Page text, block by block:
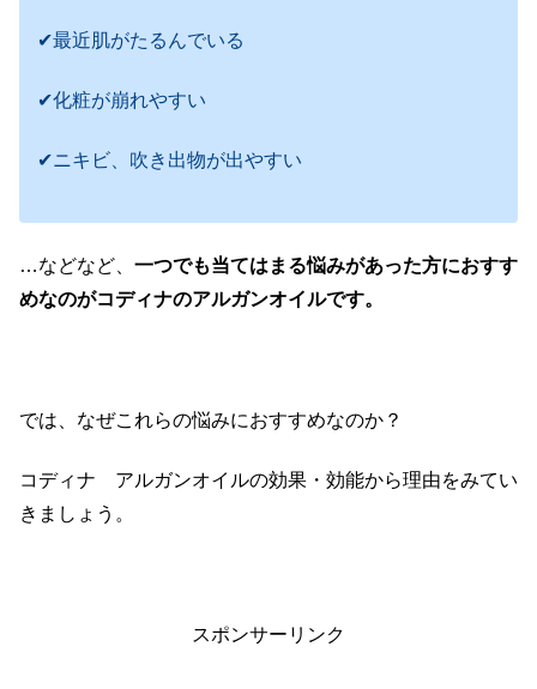
✔最近肌がたるんでいる
✔化粧が崩れやすい
✔ニキビ、吹き出物が出やすい
…などなど、 一つでも当てはまる悩みがあった方におすす
めなのがコディナのアルガンオイルです。
では、なぜこれらの悩みにおすすめなのか？
コディナ アルガンオイルの効果・効能から理由をみてい
きましょう。
スポンサーリンク